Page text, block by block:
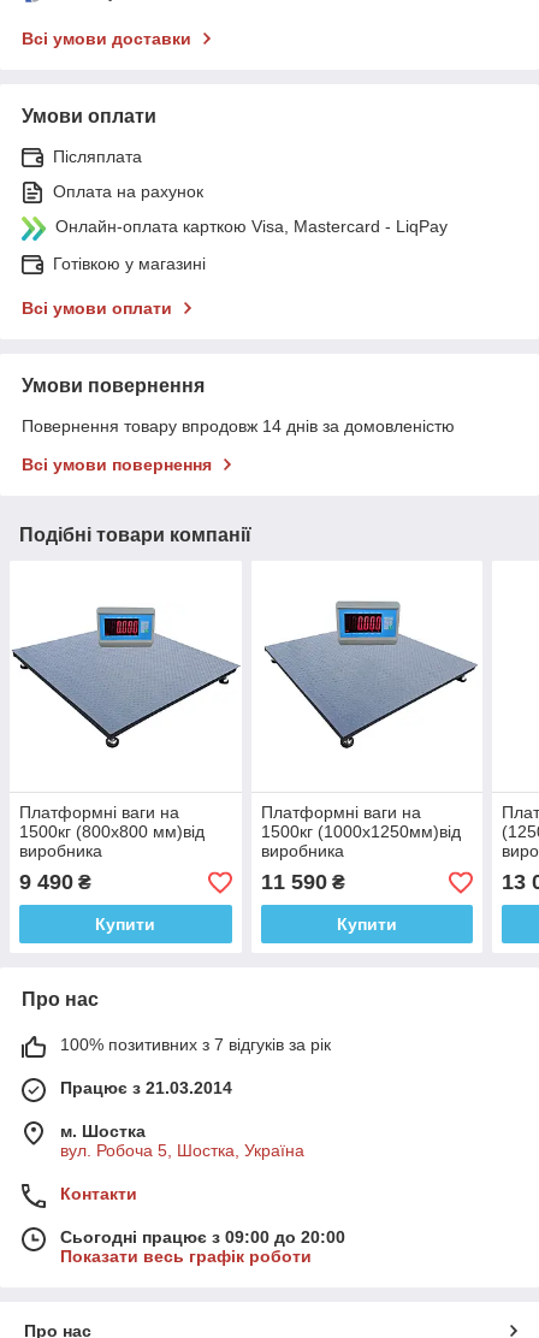
Всі умови доставки
Умови оплати
Післяплата
Оплата на рахунок
Онлайн-оплата карткою Visa, Mastercard - LiqPay
Готівкою у магазині
Всі умови оплати
Умови повернення
Повернення товару впродовж 14 днів за домовленістю
Всі умови повернення
Подібні товари компанії
Платформні ваги на
1500кг (800х800 мм)від
виробника
Горизонт,дисплей
50мм,електронні,серія
«СТАНДАРТ»
9 490 ₴
Купити
Платформні ваги на
1500кг (1000х1250мм)від
виробника
Горизонт,дисплей
50мм,електронні,серія
«СТАНДАРТ»
11 590₴
Купити
13
Про нас
100% позитивних з 7 відгуків за рік
Працює з 21.03.2014
м. Шостка
вул. Робоча 5, Шостка, Україна
Контакти
Сьогодні працює з 09:00 до 20:00
Показати весь графік роботи
Про нас